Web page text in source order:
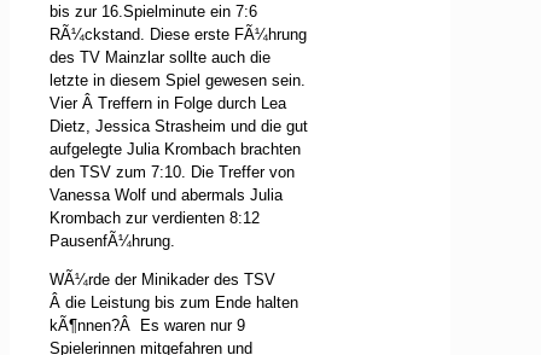
bis zur 16.Spielminute ein 7:6
RÃ¼ckstand. Diese erste FÃ¼hrung
des TV Mainzlar sollte auch die
letzte in diesem Spiel gewesen sein.
Vier Â Treffern in Folge durch Lea
Dietz, Jessica Strasheim und die gut
aufgelegte Julia Krombach brachten
den TSV zum 7:10. Die Treffer von
Vanessa Wolf und abermals Julia
Krombach zur verdienten 8:12
PausenfÃ¼hrung.
WÃ¼rde der Minikader des TSV
Â die Leistung bis zum Ende halten
kÃ¶nnen?Â
Es waren nur 9
Spielerinnen mitgefahren und